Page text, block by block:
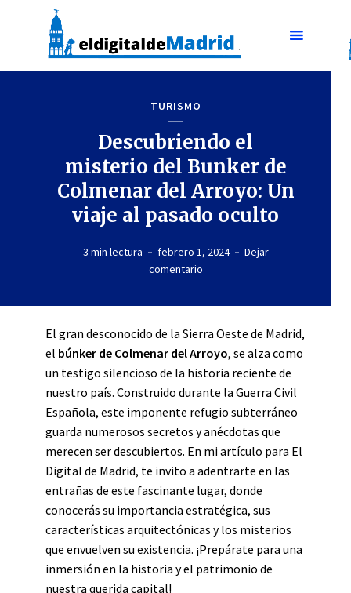
TURISMO
Descubriendo el
misterio del Bunker de
Colmenar del Arroyo: Un
viaje al pasado oculto
3 min lectura febrero 1, 2024
Dejar
comentario
El gran desconocido de la Sierra Oeste de Madrid,
el búnker de Colmenar del Arroyo, se alza como
un testigo silencioso de la historia reciente de
nuestro país. Construido durante la Guerra Civil
Española, este imponente refugio subterráneo
guarda numerosos secretos y anécdotas que
merecen ser descubiertos. En mi artículo para El
Digital de Madrid, te invito a adentrarte en las
entrañas de este fascinante lugar, donde
conocerás su importancia estratégica, sus
características arquitectónicas y los misterios
que envuelven su existencia. ¡Prepárate para una
inmersión en la historia y el patrimonio de
nuestra querida capital!